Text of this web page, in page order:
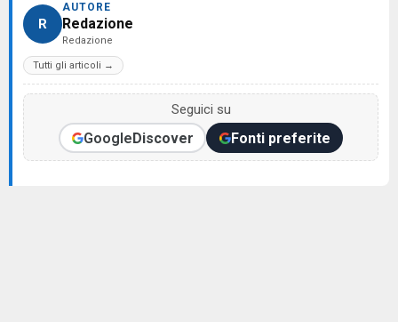
R
AUTORE
Redazione
Redazione
Tutti gli articoli →
Seguici su
GoogleDiscover Fonti preferite